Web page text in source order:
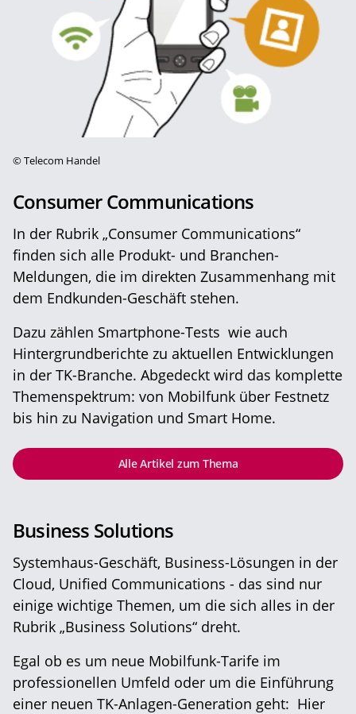
©Telecom Handel
Consumer Communications
In der Rubrik „Consumer Communications“
finden sich alle Produkt- und Branchen-
Meldungen, die im direkten Zusammenhang mit
dem Endkunden-Geschäft stehen.
Dazu zählen Smartphone-Tests wie auch
Hintergrundberichte zu aktuellen Entwicklungen
in der TK-Branche. Abgedeckt wird das komplette
Themenspektrum: von Mobilfunk über Festnetz
bis hin zu Navigation und Smart Home.
Alle Artikel zum Thema
Business Solutions
Systemhaus-Geschäft, Business-Lösungen in der
Cloud, Unified Communications - das sind nur
einige wichtige Themen, um die sich alles in der
Rubrik „Business Solutions“ dreht.
Egal ob es um neue Mobilfunk-Tarife im
professionellen Umfeld oder um die Einführung
einer neuen TK-Anlagen-Generation geht: Hier